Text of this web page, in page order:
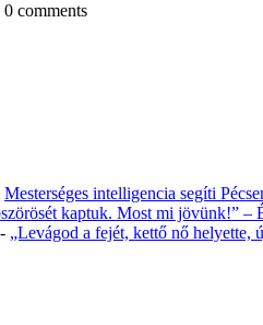
0 comments
Mesterséges intelligencia segíti
kaptuk. Most mi jövünk!” –
- „Levágod a fejét, kettő nő